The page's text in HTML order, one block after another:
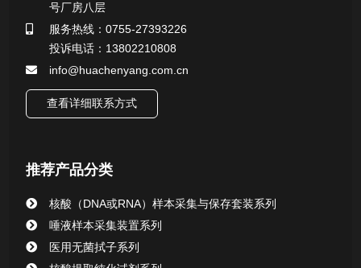
微生物样本保存液（通用运输传媒介质）系列
核酸（DNA&RNA）样本采集与保存套装系列
唾液样本采集装置系列
清洁验证棉签系列
号厂房八层
服务热线：0755-27393226
投诉电话：13802210808
info@huachenyang.com.cn
查看详细联系方式
推荐产品分类
核酸（DNA或RNA）样本采集与保存套装系列
唾液样本采集装置系列
医用无菌拭子系列